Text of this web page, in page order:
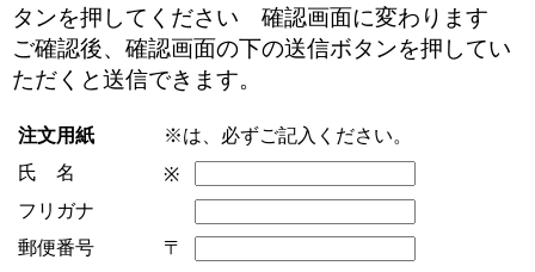
タンを押してください 確認画面に変わります
ご確認後、確認画面の下の送信ボタンを押してい
ただくと送信できます。
注文用紙
※は、必ずご記入ください。
氏 名
※
フリガナ
郵便番号
〒